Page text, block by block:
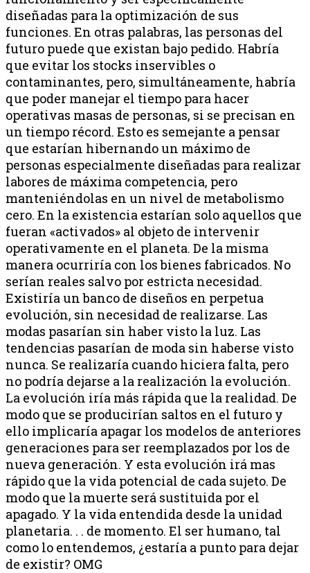
diseñadas para la optimización de sus
funciones. En otras palabras, las personas del
futuro puede que existan bajo pedido. Habría
que evitar los stocks inservibles o
contaminantes, pero, simultáneamente, habría
que poder manejar el tiempo para hacer
operativas masas de personas, si se precisan en
un tiempo récord. Esto es semejante a pensar
que estarían hibernando un máximo de
personas especialmente diseñadas para realizar
labores de máxima competencia, pero
manteniéndolas en un nivel de metabolismo
cero. En la existencia estarían solo aquellos que
fueran «activados» al objeto de intervenir
operativamente en el planeta. De la misma
manera ocurriría con los bienes fabricados. No
serían reales salvo por estricta necesidad.
Existiría un banco de diseños en perpetua
evolución, sin necesidad de realizarse. Las
modas pasarían sin haber visto la luz. Las
tendencias pasarían de moda sin haberse visto
nunca. Se realizaría cuando hiciera falta, pero
no podría dejarse a la realización la evolución.
La evolución iría más rápida que la realidad. De
modo que se producirían saltos en el futuro y
ello implicaría apagar los modelos de anteriores
generaciones para ser reemplazados por los de
nueva generación. Y esta evolución irá mas
rápido que la vida potencial de cada sujeto. De
modo que la muerte será sustituida por el
apagado. Y la vida entendida desde la unidad
planetaria. . . de momento. El ser humano, tal
como lo entendemos, ¿estaría a punto para dejar
de existir? OMG